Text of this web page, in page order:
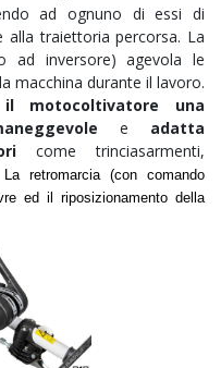
ad ognuno di essi di
traiettoria percorsa. La
ad inversore) agevola le
macchina durante il lavoro.
motocoltivatore una
e adatta
come trinciasarmenti,
La retromarcia (con comando
ed il riposizionamento della